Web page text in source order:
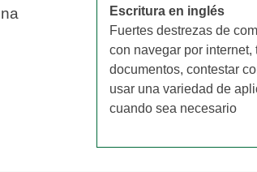
Escritura en inglés
Fuertes destrezas de
con navegar por internet,
documentos, contestar
usar una variedad de
cuando sea necesario